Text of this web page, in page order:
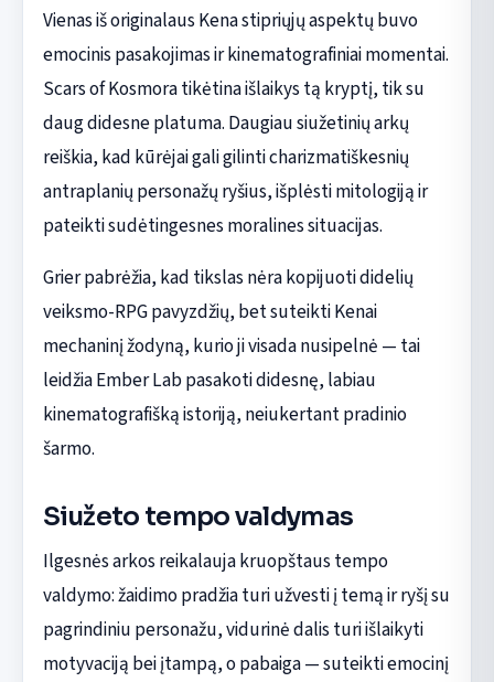
Vienas iš originalaus Kena stipriųjų aspektų buvo
emocinis pasakojimas ir kinematografiniai momentai.
Scars of Kosmora tikėtina išlaikys tą kryptį, tik su
daug didesne platuma. Daugiau siužetinių arkų
reiškia, kad kūrėjai gali gilinti charizmatiškesnių
antraplanių personažų ryšius, išplėsti mitologiją ir
pateikti sudėtingesnes moralines situacijas.
Grier pabrėžia, kad tikslas nėra kopijuoti didelių
veiksmo-RPG pavyzdžių, bet suteikti Kenai
mechaninį žodyną, kurio ji visada nusipelnė — tai
leidžia Ember Lab pasakoti didesnę, labiau
kinematografišką istoriją, neiukertant pradinio
šarmo.
Siužeto tempo valdymas
Ilgesnės arkos reikalauja kruopštaus tempo
valdymo: žaidimo pradžia turi užvesti į temą ir ryšį su
pagrindiniu personažu, vidurinė dalis turi išlaikyti
motyvaciją bei įtampą, o pabaiga — suteikti emocinį